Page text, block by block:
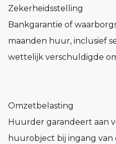
Zekerheidsstelling
Bankgarantie of
maanden huur, inclusief
wettelijk verschuldigde
Omzetbelasting
Huurder garandeert aan
huurobject bij ingang